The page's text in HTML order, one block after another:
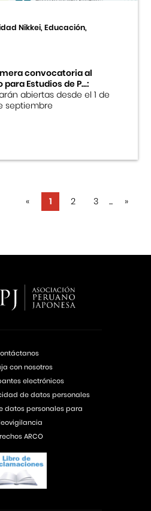
Nikkei, Educación,
convocatoria al
Estudios de P...:
abiertas desde el 1 de
septiembre
« 1 2 3 ... »
con nosotros
electrónicos
de datos personales
datos personales para
ARCO